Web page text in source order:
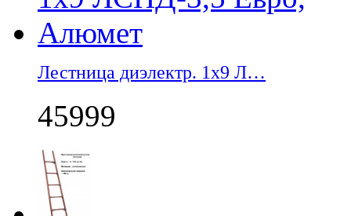
Лестница диэлектр. 1х9 Л…
45999